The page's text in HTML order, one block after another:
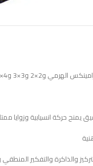
وسكيوب وفينغهولون وسلسلة مفاتيح 3×3 لتجربة ألغاز متكاملة.
حركة انسيابية وزوايا
والذاكرة والتفكير